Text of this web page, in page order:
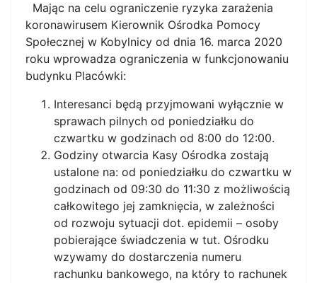
Mając na celu ograniczenie ryzyka zarażenia
koronawirusem Kierownik Ośrodka Pomocy
Społecznej w Kobylnicy od dnia 16. marca 2020
roku wprowadza ograniczenia w funkcjonowaniu
budynku Placówki:
Interesanci będą przyjmowani wyłącznie w
sprawach pilnych od poniedziałku do
czwartku w godzinach od 8:00 do 12:00.
Godziny otwarcia Kasy Ośrodka zostają
ustalone na: od poniedziałku do czwartku w
godzinach od 09:30 do 11:30 z możliwością
całkowitego jej zamknięcia, w zależności
od rozwoju sytuacji dot. epidemii – osoby
pobierające świadczenia w tut. Ośrodku
wzywamy do dostarczenia numeru
rachunku bankowego, na który to rachunek